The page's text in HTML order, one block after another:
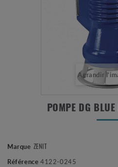
Agrandir
POMPE DG
Marque ZENIT
Référence 4122-0245